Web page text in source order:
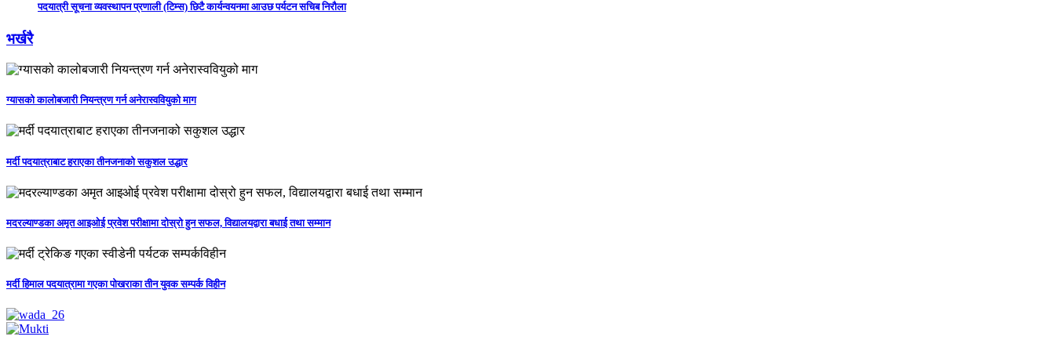
पदयात्री सूचना व्यवस्थापन प्रणाली (टिम्स) छिटै कार्यन्वयनमा आउछ पर्यटन सचिब निरौला
भर्खरै
ग्यासको कालोबजारी नियन्त्रण गर्न अनेरास्ववियुको माग
मर्दी पदयात्राबाट हराएका तीनजनाको सकुशल उद्धार
मदरल्याण्डका अमृत आइओई प्रवेश परीक्षामा दोस्रो हुन सफल, विद्यालयद्वारा बधाई तथा सम्मान
मर्दी हिमाल पदयात्रामा गएका पोखराका तीन युवक सम्पर्क विहीन